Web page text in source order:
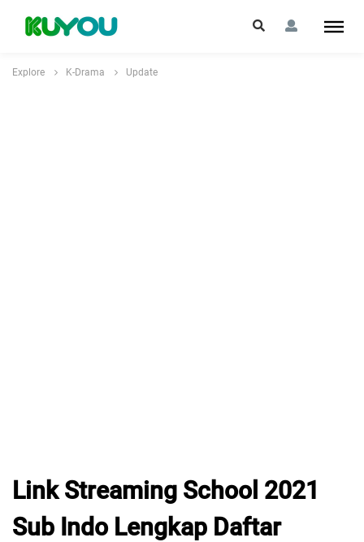
Explore K-Drama Update
Link Streaming School 2021
Sub Indo Lengkap Daftar